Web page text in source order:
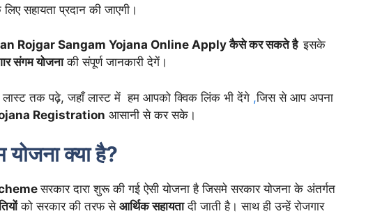
सहायता प्रदान की जाएगी।
Rojgar Sangam Yojana Online Apply कैसे कर सकते हैइसके
संगम योजनाकी संपूर्ण जानकारी देगें।
लास्ट तक पढ़े, जहाँ लास्ट में हम आपको क्विक लिंक भी देंगे ,जिस से आप अपना
Registration आसानी से कर सके।
योजना क्या है?
सरकार दारा शुरू की गई ऐसी योजना है जिसमे सरकार योजना के अंतर्गत
को सरकार की तरफ से आर्थिक सहायतादी जाती है। साथ ही उन्हें रोजगार